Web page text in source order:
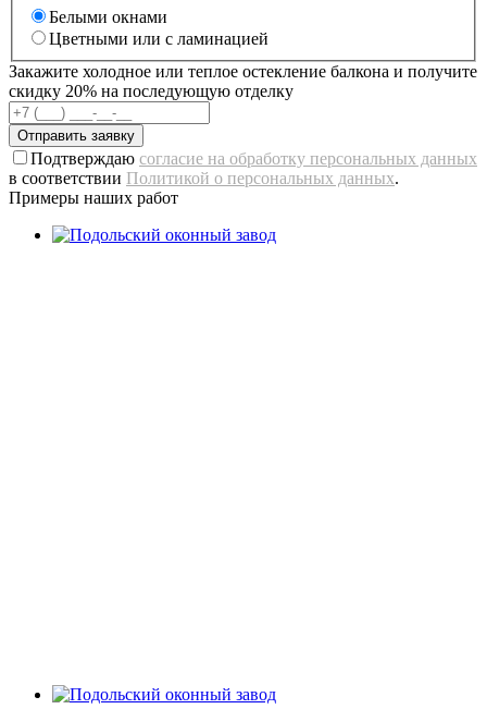
Белыми окнами
Цветными или с ламинацией
Закажите холодное или теплое остекление балкона и получите
скидку 20% на последующую отделку
Отправить заявку
Подтверждаю согласие на обработку персональных данных
в соответствии Политикой о персональных данных.
Примеры наших работ